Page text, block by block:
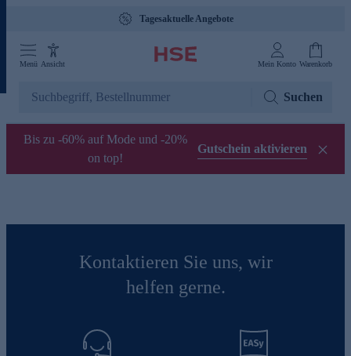
Tagesaktuelle Angebote
Menü Ansicht Mein Konto Warenkorb
Suchen
Bis zu -60% auf Mode und -20%
on top!
Gutschein aktivieren
Kontaktieren Sie uns, wir
helfen gerne.